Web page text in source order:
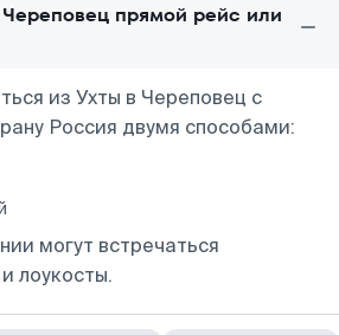
прямой рейс или
из Ухты в Череповец с
Россия двумя способами:
могут встречаться
лоукосты.